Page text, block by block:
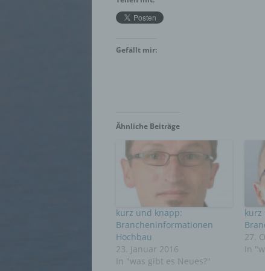
Gefällt mir:
Ähnliche Beiträge
kurz und knapp:
Brancheninformationen
Hochbau
23. Januar 2016
In "was gibt es Neues?"
kurz
27.
In
h)